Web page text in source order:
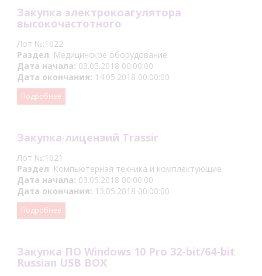
Закупка электрокоагулятора
высокочастотного
Лот №:1622
Раздел: Медицинское оборудование
Дата начала: 03.05.2018 00:00:00
Дата окончания: 14.05.2018 00:00:00
Подробнее
Закупка лицензий Trassir
Лот №:1621
Раздел: Компьютерная техника и комплектующие
Дата начала: 03.05.2018 00:00:00
Дата окончания: 13.05.2018 00:00:00
Подробнее
Закупка ПО Windows 10 Pro 32-bit/64-bit
Russian USB BOX